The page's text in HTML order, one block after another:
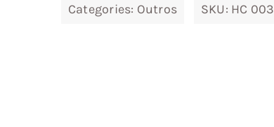
Categories: Outros SKU: HC 003